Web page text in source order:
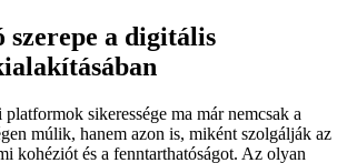
szerepe a digitális
sikeressége ma már nemcsak a
múlik, hanem azon is, miként szolgálják az
kohéziót és a fenntarthatóságot. Az olyan